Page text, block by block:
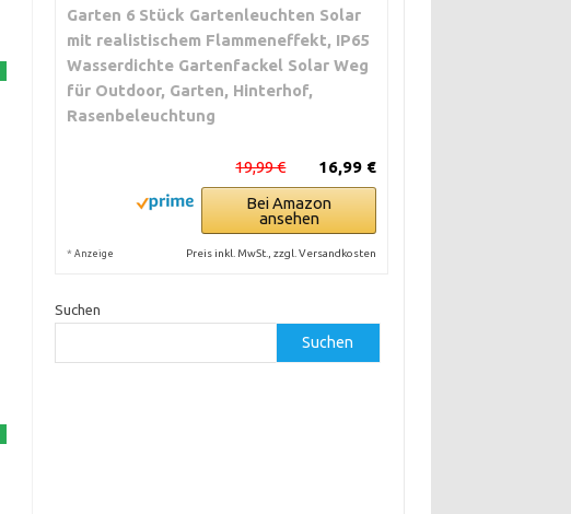
Garten 6 Stück Gartenleuchten Solar
mit realistischem Flammeneffekt, IP65
Wasserdichte Gartenfackel Solar Weg
für Outdoor, Garten, Hinterhof,
Rasenbeleuchtung
16,99 €
19,99 €
Bei Amazon
ansehen
* Anzeige Preis inkl. MwSt., zzgl. Versandkosten
Suchen
Suchen